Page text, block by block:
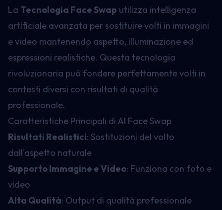
La Tecnologia Face Swap utilizza intelligenza
artificiale avanzata per sostituire volti in immagini
e video mantenendo aspetto, illuminazione ed
espressioni realistiche. Questa tecnologia
rivoluzionaria può fondere perfettamente volti in
contesti diversi con risultati di qualità
professionale.
Caratteristiche Principali di AI Face Swap
Risultati Realistici: Sostituzioni del volto
dall'aspetto naturale
Supporto Immagine e Video: Funziona con foto e
video
Alta Qualità: Output di qualità professionale